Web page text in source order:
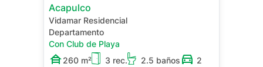
Acapulco
Vidamar Residencial
Departamento
Con Club de Playa
260 m²
3 rec. 2.5 baños
2